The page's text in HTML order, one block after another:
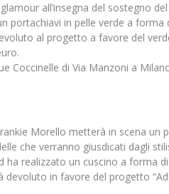
all’insegna del sostegno
portachiavi in pelle verde a
al progetto a favore del
Coccinelle di Via Manzoni a
Morello metterà in scena
che verranno giusdicati dagli
ha realizzato un cuscino a forma
devoluto in favore del progetto